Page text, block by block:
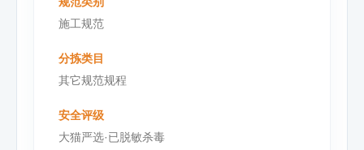
施工规范
分拣类目
其它规范规程
安全评级
大猫严选·已脱敏杀毒